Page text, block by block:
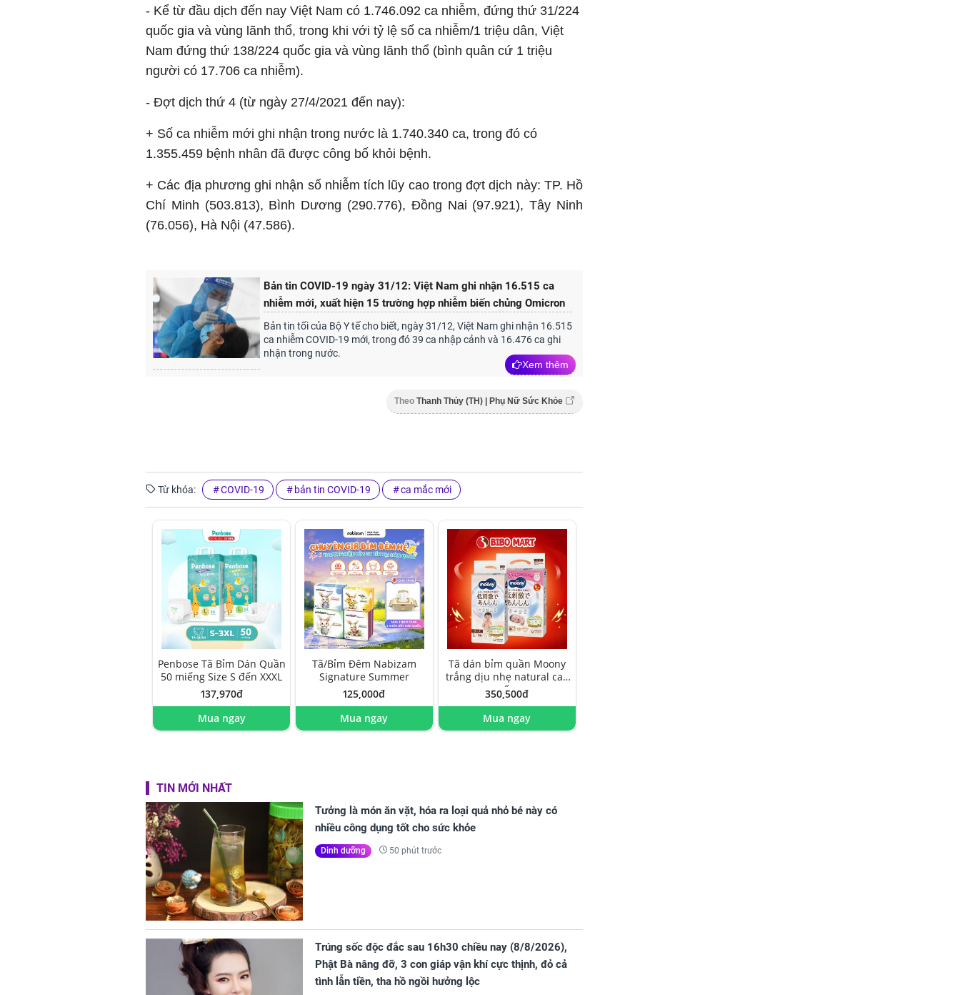
- Kể từ đầu dịch đến nay Việt Nam có 1.746.092 ca nhiễm, đứng thứ 31/224
quốc gia và vùng lãnh thổ, trong khi với tỷ lệ số ca nhiễm/1 triệu dân, Việt
Nam đứng thứ 138/224 quốc gia và vùng lãnh thổ (bình quân cứ 1 triệu
người có 17.706 ca nhiễm).
- Đợt dịch thứ 4 (từ ngày 27/4/2021 đến nay):
+ Số ca nhiễm mới ghi nhận trong nước là 1.740.340 ca, trong đó có
1.355.459 bệnh nhân đã được công bố khỏi bệnh.
+ Các địa phương ghi nhận số nhiễm tích lũy cao trong đợt dịch này: TP. Hồ
Chí Minh (503.813), Bình Dương (290.776), Đồng Nai (97.921), Tây Ninh
(76.056), Hà Nội (47.586).
Bản tin COVID-19 ngày 31/12: Việt Nam ghi nhận 16.515 ca
nhiễm mới, xuất hiện 15 trường hợp nhiễm biến chủng Omicron
Bản tin tối của Bộ Y tế cho biết, ngày 31/12, Việt Nam ghi nhận 16.515
ca nhiễm COVID-19 mới, trong đó 39 ca nhập cảnh và 16.476 ca ghi
nhận trong nước.
Xem thêm
Theo Thanh Thủy (TH) | Phụ Nữ Sức Khỏe
Từ khóa: COVID-19 bản tin COVID-19 ca mắc mới
Penbose Tã Bỉm Dán Quần
50 miếng Size S đến XXXL
137,970đ
Mua ngay
Tã/Bỉm Đêm Nabizam
Signature Summer
125,000đ
Mua ngay
Tã dán bỉm quần Moony
trắng dịu nhẹ natural cao
cấp
350,500đ
Mua ngay
TIN MỚI NHẤT
Tưởng là món ăn vặt, hóa ra loại quả nhỏ bé này có
nhiều công dụng tốt cho sức khỏe
Dinh dưỡng 50 phút trước
Trúng sốc độc đắc sau 16h30 chiều nay (8/8/2026),
Phật Bà nâng đỡ, 3 con giáp vận khí cực thịnh, đỏ cả
tình lẫn tiền, tha hồ ngồi hưởng lộc